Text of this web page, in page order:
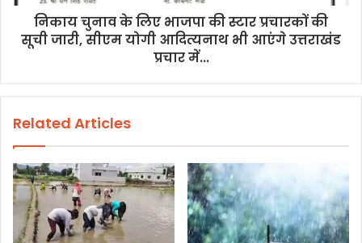
निकाय चुनाव के लिए भाजपा की स्टार प्रचारकों की
सूची जारी, सीएम योगी आदित्यनाथ भी आएंगे उत्तराखंड
प्रचार में...
Related Articles